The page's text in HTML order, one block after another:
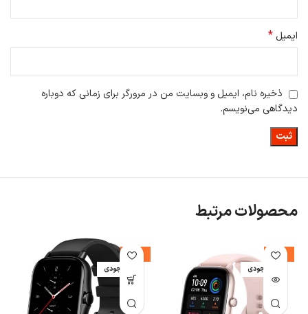
ایمیل *
ذخیره نام، ایمیل و وبسایت من در مرورگر برای زمانی که دوباره
دیدگاهی می‌نویسم.
محصولات مرتبط
-10%
اتمام موجودی
-10%
اتمام موجودی